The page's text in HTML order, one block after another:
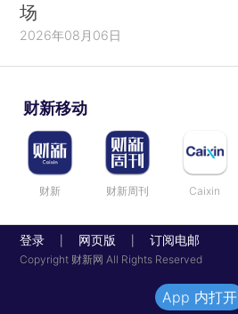
场
2026年08月06日
财新移动
财新 财新周刊 Caixin
登录 网页版 订阅电邮
Copyright 财新网 All Rights Reserved
App 内打开